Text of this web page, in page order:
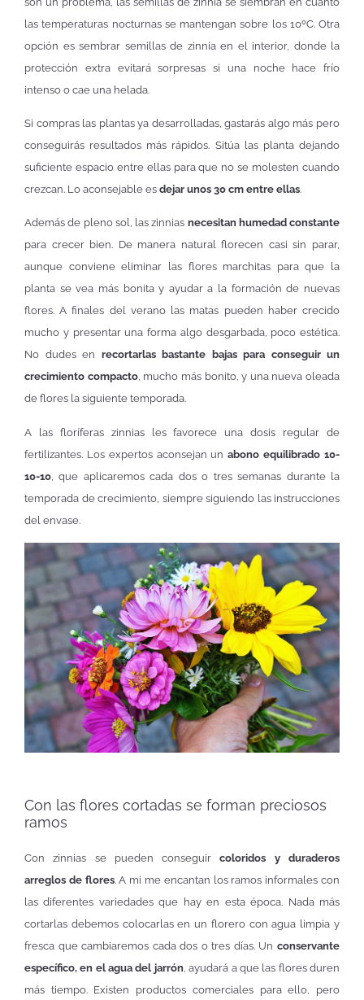
las temperaturas nocturnas se mantengan sobre los 10ºC. Otra
opción es sembrar semillas de zinnia en el interior, donde la
protección extra evitará sorpresas si una noche hace frío
intenso o cae una helada.
Si compras las plantas ya desarrolladas, gastarás algo más pero
conseguirás resultados más rápidos. Sitúa las planta dejando
suficiente espacio entre ellas para que no se molesten cuando
crezcan. Lo aconsejable es dejar unos 30 cm entre ellas.
Además de pleno sol, las zinnias necesitan humedad constante
para crecer bien. De manera natural florecen casi sin parar,
aunque conviene eliminar las flores marchitas para que la
planta se vea más bonita y ayudar a la formación de nuevas
flores. A finales del verano las matas pueden haber crecido
mucho y presentar una forma algo desgarbada, poco estética.
No dudes en recortarlas bastante bajas para conseguir un
crecimiento compacto, mucho más bonito, y una nueva oleada
de flores la siguiente temporada.
A las floríferas zinnias les favorece una dosis regular de
fertilizantes. Los expertos aconsejan unabono equilibrado 10-
10-10 , que aplicaremos cada dos o tres semanas durante la
temporada de crecimiento, siempre siguiendo las instrucciones
del envase.
Con las flores cortadas se forman preciosos
ramos
Con zinnias se pueden conseguircoloridos y duraderos
arreglos de flores. A mi me encantan los ramos informales con
las diferentes variedades que hay en esta época. Nada más
cortarlas debemos colocarlas en un florero con agua limpia y
fresca que cambiaremos cada dos o tres días. Un conservante
específico, en el agua del jarrón, ayudará a que las flores duren
más tiempo. Existen productos comerciales para ello, pero